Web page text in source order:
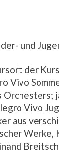
und
der
Vivo
Orchesters;
Vivo
aus
Werke,